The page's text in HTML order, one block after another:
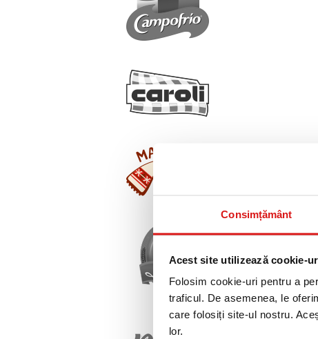
Consimțământ
Acest site utilizează cookie-
Folosim cookie-uri pentru a
traficul. De asemenea, le
care folosiți site-ul nostru.
lor.